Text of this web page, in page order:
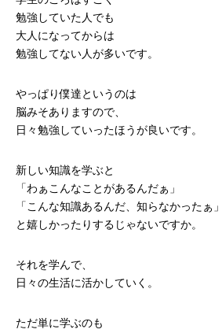
勉強していた人でも
大人になってからは
勉強してない人が多いです。
やっぱり僕達というのは
脳みそありますので、
日々勉強していったほうが良いです。
新しい知識を学ぶと
「わぁこんなことがあるんだぁ」
「こんな知識あるんだ、知らなかったぁ」
と嬉しかったりするじゃないですか。
それを学んで、
日々の生活に活かしていく。
ただ単に学ぶのも